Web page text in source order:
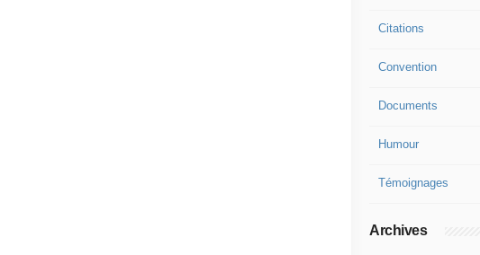
Citations
Convention
Documents
Humour
Témoignages
Archives